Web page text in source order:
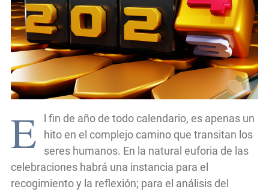
E
l fin de año de todo calendario, es apenas un
hito en el complejo camino que transitan los
seres humanos. En la natural euforia de las
celebraciones habrá una instancia para el
recogimiento y la reflexión; para el análisis del